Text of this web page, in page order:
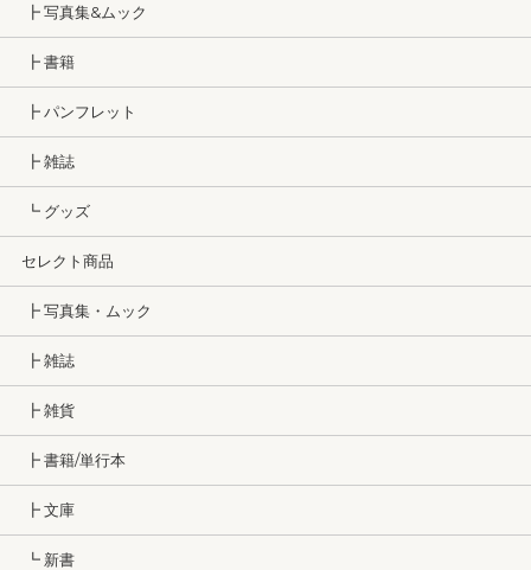
┣ 写真集&ムック
┣ 書籍
┣ パンフレット
┣ 雑誌
┗ グッズ
セレクト商品
┣ 写真集・ムック
┣ 雑誌
┣ 雑貨
┣ 書籍/単行本
┣ 文庫
┗ 新書